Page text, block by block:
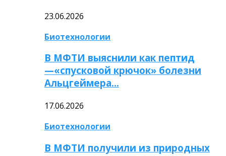
23.06.2026
Биотехнологии
В МФТИ выяснили как пептид
—«спусковой крючок» болезни
Альцгеймера…
17.06.2026
Биотехнологии
В МФТИ получили из природных